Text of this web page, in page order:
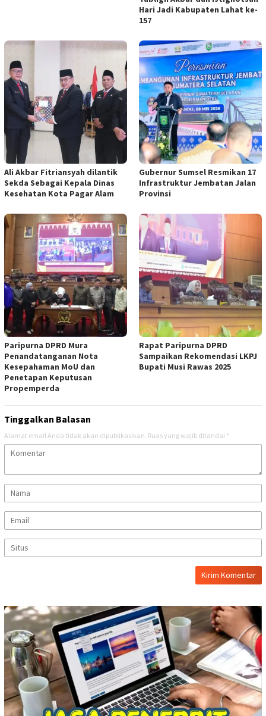
Hari Jadi Kabupaten Lahat ke-
157
Ali Akbar Fitriansyah dilantik
Sekda Sebagai Kepala Dinas
Kesehatan Kota Pagar Alam
Gubernur Sumsel Resmikan 17
Infrastruktur Jembatan Jalan
Provinsi
Paripurna DPRD Mura
Penandatanganan Nota
Kesepahaman MoU dan
Penetapan Keputusan
Propemperda
Rapat Paripurna DPRD
Sampaikan Rekomendasi LKPJ
Bupati Musi Rawas 2025
Tinggalkan Balasan
Alamat email Anda tidak akan dipublikasikan. Ruas yang wajib ditandai *